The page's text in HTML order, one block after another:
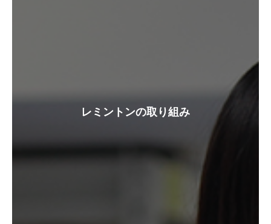
レミントンの取り組み